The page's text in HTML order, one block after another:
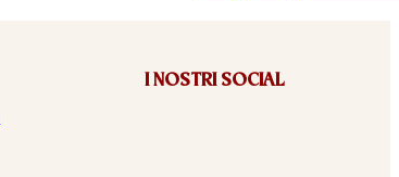
I NOSTRI SOCIAL